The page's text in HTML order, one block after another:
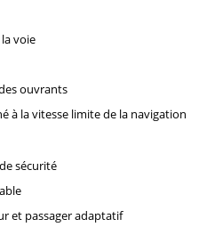
voie
ouvrants
à la vitesse limite de la navigation
sécurité
et passager adaptatif